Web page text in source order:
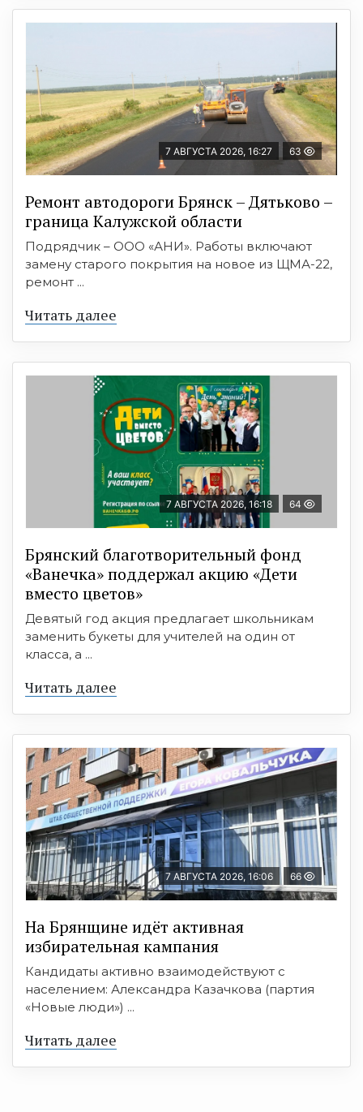
7 АВГУСТА 2026, 16:27 63
Ремонт автодороги Брянск – Дятьково –
граница Калужской области
Подрядчик – ООО «АНИ». Работы включают
замену старого покрытия на новое из ЩМА-22,
ремонт ...
Читать далее
7 АВГУСТА 2026, 16:18 64
Брянский благотворительный фонд
«Ванечка» поддержал акцию «Дети
вместо цветов»
Девятый год акция предлагает школьникам
заменить букеты для учителей на один от
класса, а ...
Читать далее
7 АВГУСТА 2026, 16:06 66
На Брянщине идёт активная
избирательная кампания
Кандидаты активно взаимодействуют с
населением: Александра Казачкова (партия
«Новые люди») ...
Читать далее